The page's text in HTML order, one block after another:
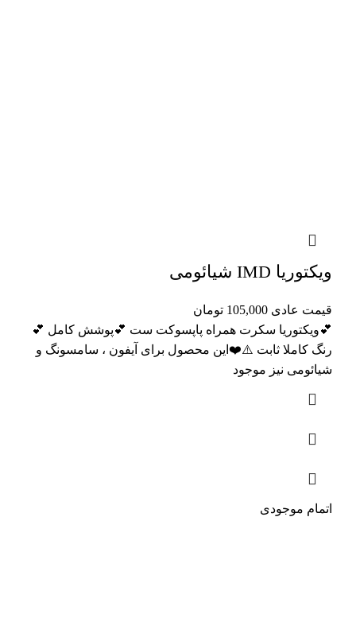
ویکتوریا IMD شیائومی
قیمت عادی 105,000 تومان
💕ویکتوریا سکرت همراه پاپسوکت ست 💕پوشش کامل 💕
رنگ کاملا ثابت ⚠️❤️این محصول برای آیفون ، سامسونگ و
شیائومی نیز موجود
اتمام موجودی